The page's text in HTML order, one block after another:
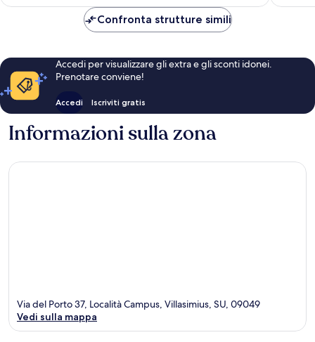
422 €
Confronta strutture simili
Accedi per visualizzare gli extra e gli sconti idonei.
Prenotare conviene!
Accedi Iscriviti gratis
Informazioni sulla zona
Via del Porto 37, Località Campus, Villasimius, SU, 09049
Vedi sulla mappa